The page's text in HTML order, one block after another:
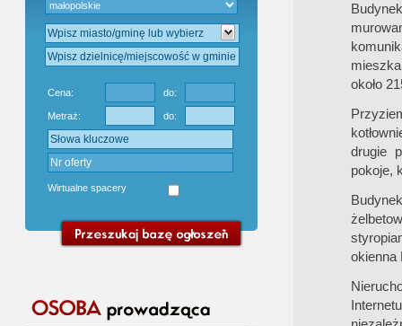
Cena: do:
Metraż: do:
Wirtualne spacery
około
drugie
pokoje,
okienna